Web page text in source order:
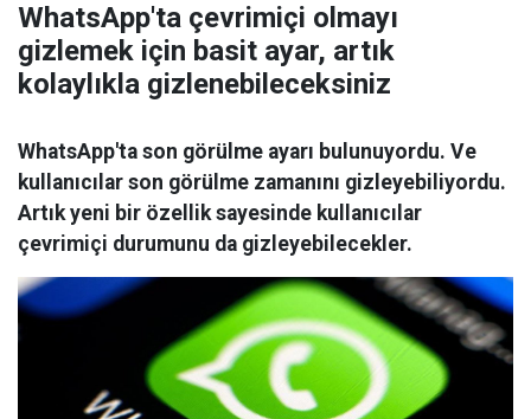
WhatsApp'ta çevrimiçi olmayı
gizlemek için basit ayar, artık
kolaylıkla gizlenebileceksiniz
WhatsApp'ta son görülme ayarı bulunuyordu. Ve
kullanıcılar son görülme zamanını gizleyebiliyordu.
Artık yeni bir özellik sayesinde kullanıcılar
çevrimiçi durumunu da gizleyebilecekler.